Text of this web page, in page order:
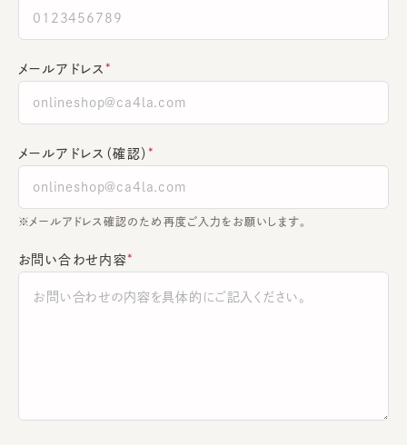
メールアドレス
メールアドレス（確認）
※メールアドレス確認のため再度ご入力をお願いします。
お問い合わせ内容